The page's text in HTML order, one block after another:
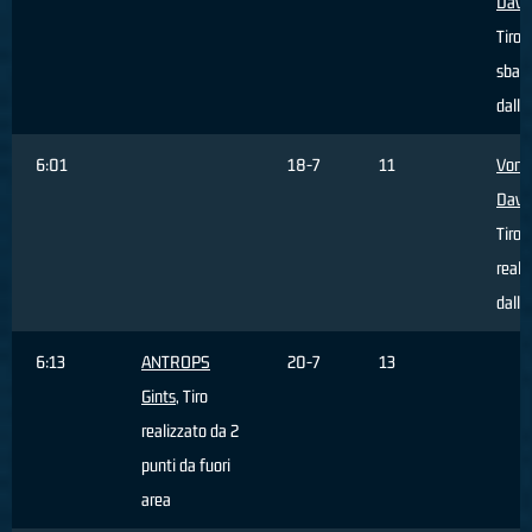
Tiro
6:01 18-7 11
Vona
Tiro
6:13
ANTROPS
Gints, Tiro
realizzato da 2
punti da fuori
area
20-7 13